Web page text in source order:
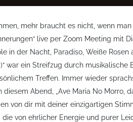
mehr braucht es nicht, wenn
live per Zoom Meeting mit
in der Nacht, Paradiso, Weiße
war ein Streifzug durch
Treffen. Immer wieder
diesem Abend, „Ave Maria No
von dir mit deiner einzigartigen
von ehrlicher Energie und purer